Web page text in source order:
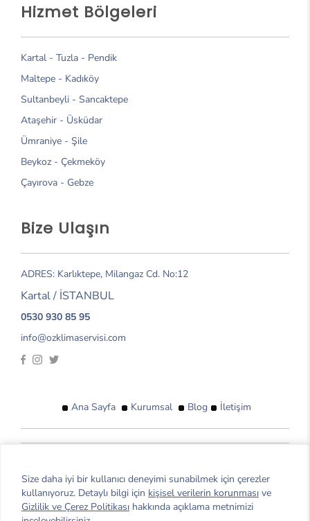
Hizmet Bölgeleri
Kartal - Tuzla - Pendik
Maltepe - Kadıköy
Sultanbeyli - Sancaktepe
Ataşehir - Üsküdar
Ümraniye - Şile
Beykoz - Çekmeköy
Çayırova - Gebze
Bize Ulaşın
ADRES: Karlıktepe, Milangaz Cd. No:12
Kartal / İSTANBUL
0530 930 85 95
info@ozklimaservisi.com
Ana Sayfa Kurumsal Blog İletişim
Anadolu Yakası Kombi servisi ihtiyacınızıÖz Kombi Servisi
firmamızdan 7/24 uygun fiyatlı servis hizmeti alabilirsiniz
Size daha iyi bir kullanıcı deneyimi sunabilmek için çerezler
kullanıyoruz. Detaylı bilgi için kişisel verilerin korunması ve
Gizlilik ve Çerez Politikası hakkında açıklama metnimizi